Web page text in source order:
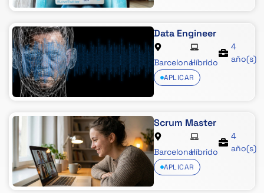
Data Engineer
BarcelonaHíbrido
4
año(s)
APLICAR
Scrum Master
BarcelonaHíbrido
4
año(s)
APLICAR